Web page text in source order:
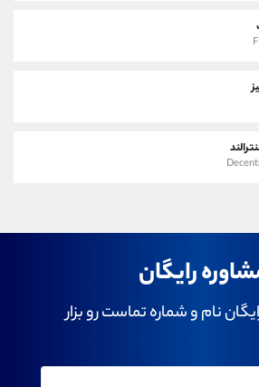
رایگان
نام و شماره تماست رو بزار